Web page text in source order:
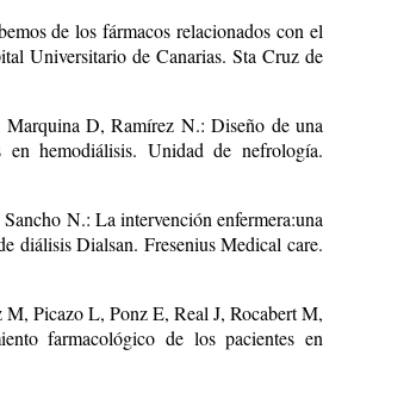
de los fármacos relacionados con el
Universitario de Canarias. Sta Cruz de
D, Ramírez N.: Diseño de una
en hemodiálisis. Unidad de nefrología.
N.: La intervención enfermera:una
diálisis Dialsan. Fresenius Medical care.
Picazo L, Ponz E, Real J, Rocabert M,
farmacológico de los pacientes en